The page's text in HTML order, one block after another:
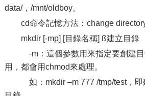
data/，/mnt/oldboy。
cd命令記憶方法：change directory
mkdir [-mp] [目錄名稱] ß建立目錄
-m：這個參數用來指定要創建
用，都會用chmod來處理。
如：mkdir –m 777 /tmp/test，